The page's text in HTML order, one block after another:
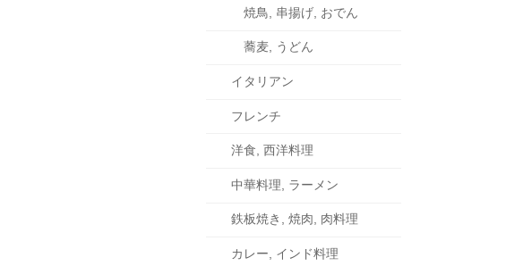
焼鳥, 串揚げ, おでん
蕎麦, うどん
イタリアン
フレンチ
洋食, 西洋料理
中華料理, ラーメン
鉄板焼き, 焼肉, 肉料理
カレー, インド料理